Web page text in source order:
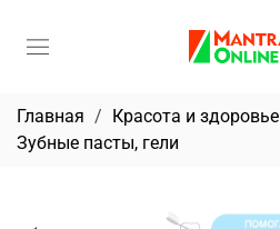
Главная Красота и здоровье
Зубные пасты, гели